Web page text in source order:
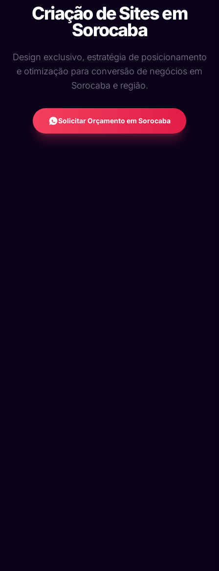
Criação de Sites em
Sorocaba
Design exclusivo, estratégia de posicionamento
e otimização para conversão de negócios em
Sorocaba e região.
Solicitar Orçamento em Sorocaba